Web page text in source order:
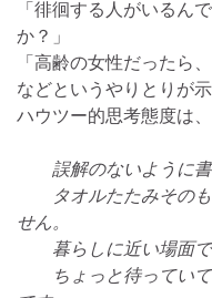
「徘徊する人がいるん
か？」
「高齢の女性だったら
などというやりとりが
ハウツー的思考態度は
誤解のないように
タオルたたみそのも
せん。
暮らしに近い場面で
ちょっと待っていて